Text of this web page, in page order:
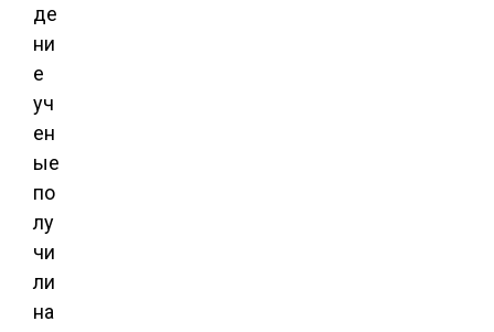
де
ни
е
уч
ен
ые
по
лу
чи
ли
на